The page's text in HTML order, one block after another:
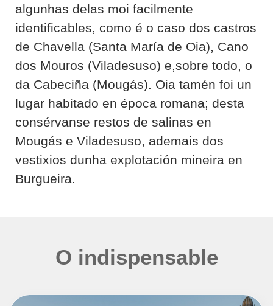
algunhas delas moi facilmente
identificables, como é o caso dos castros
de Chavella (Santa María de Oia), Cano
dos Mouros (Viladesuso) e,sobre todo, o
da Cabeciña (Mougás). Oia tamén foi un
lugar habitado en época romana; desta
consérvanse restos de salinas en
Mougás e Viladesuso, ademais dos
vestixios dunha explotación mineira en
Burgueira.
O indispensable